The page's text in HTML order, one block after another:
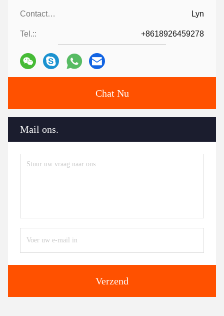
Contactpersonen: Lyn
Tel.:: +8618926459278
Chat Nu
Mail ons.
Verzend